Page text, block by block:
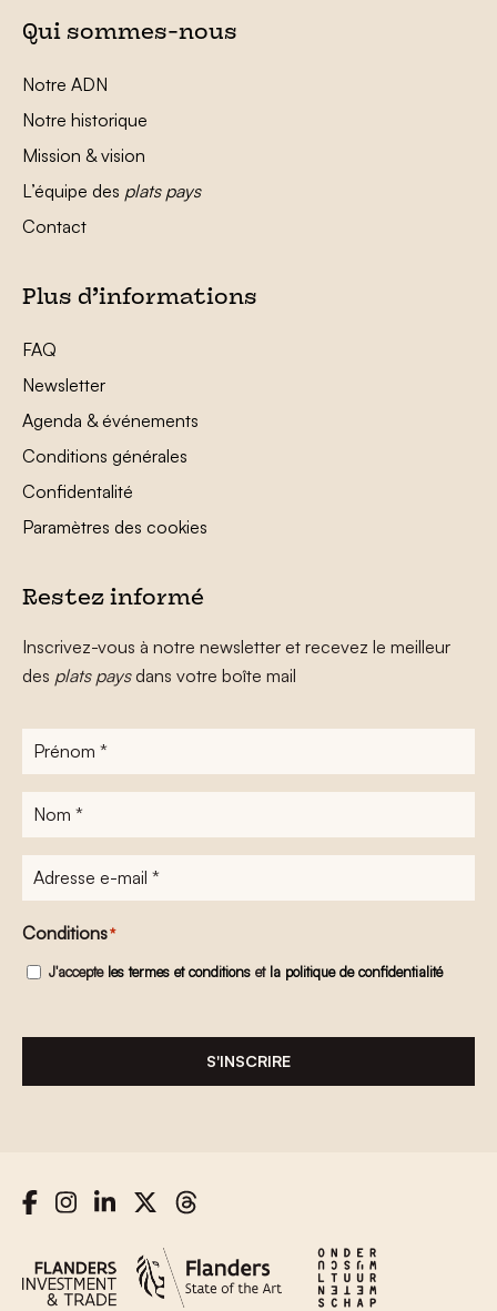
Qui sommes-nous
Notre ADN
Notre historique
Mission & vision
L’équipe des plats pays
Contact
Plus d’informations
FAQ
Newsletter
Agenda & événements
Conditions générales
Confidentalité
Paramètres des cookies
Restez informé
Inscrivez-vous à notre newsletter et recevez le meilleur
des plats paysdans votre boîte mail
Prénom
Nom
Adresse
e-
mail*
Conditions*
J'accepte les termes et conditions et la politique de confidentialité
S'INSCRIRE